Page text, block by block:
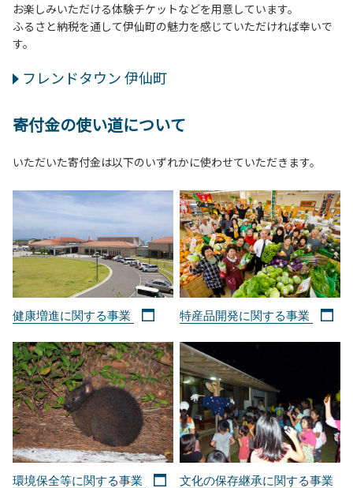
お楽しみいただける体験チケットなどを用意しています。
ふるさと納税を通して伊仙町の魅力を感じていただければ幸いで
す。
フレンドタウン 伊仙町
寄付金の使い道について
いただいた寄付金は以下のいずれかに使わせていただきます。
健康増進に関する事業 特産品開発に関する事業
環境保全等に関する事業 文化の保存継承に関する事業